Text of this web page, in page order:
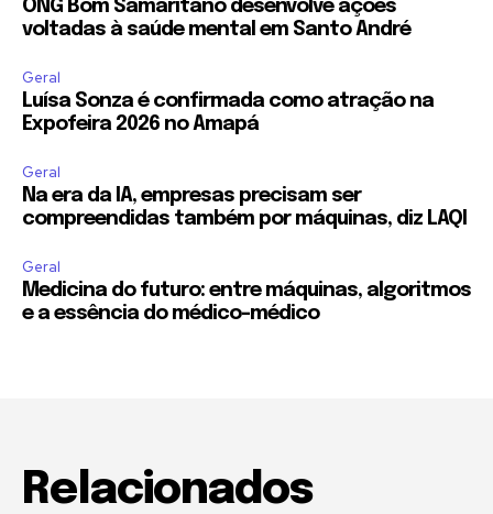
ONG Bom Samaritano desenvolve ações
voltadas à saúde mental em Santo André
Geral
Luísa Sonza é confirmada como atração na
Expofeira 2026 no Amapá
Geral
Na era da IA, empresas precisam ser
compreendidas também por máquinas, diz LAQI
Geral
Medicina do futuro: entre máquinas, algoritmos
e a essência do médico-médico
Relacionados